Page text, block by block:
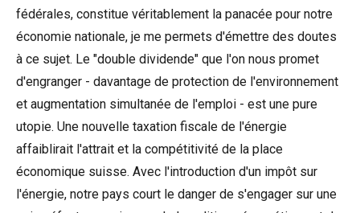
fédérales, constitue véritablement la panacée pour notre
économie nationale, je me permets d'émettre des doutes
à ce sujet. Le "double dividende" que l'on nous promet
d'engranger - davantage de protection de l'environnement
et augmentation simultanée de l'emploi - est une pure
utopie. Une nouvelle taxation fiscale de l'énergie
affaiblirait l'attrait et la compétitivité de la place
économique suisse. Avec l'introduction d'un impôt sur
l'énergie, notre pays court le danger de s'engager sur une